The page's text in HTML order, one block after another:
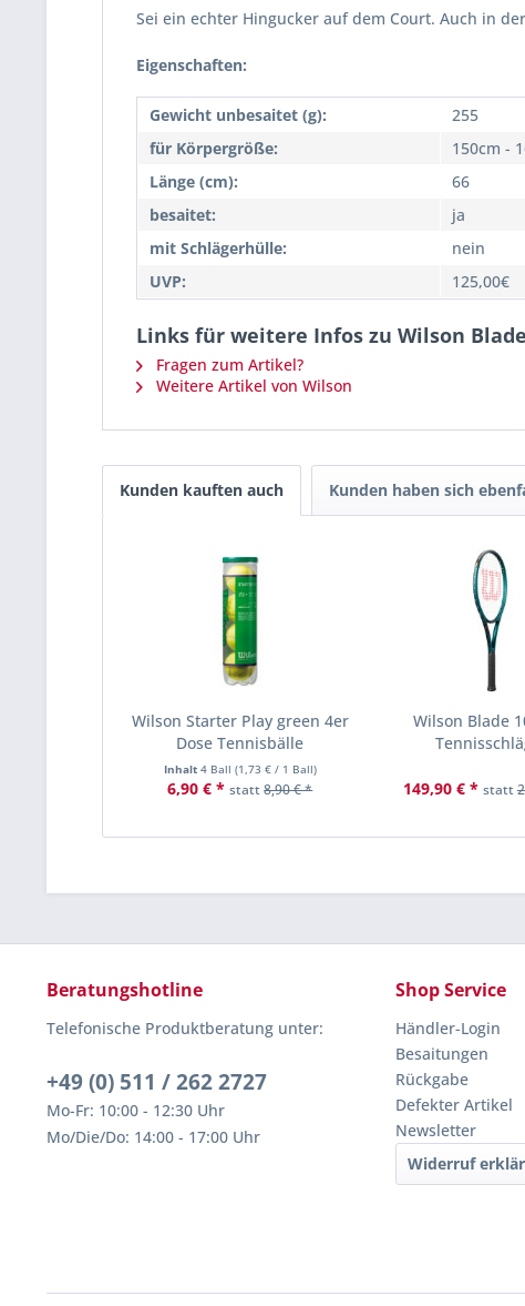
Sei ein echter Hingucker auf dem Court. Auch in
Eigenschaften:
Gewicht unbesaitet (g):
255
für Körpergröße:
150cm -
Länge (cm):
66
besaitet:
ja
mit Schlägerhülle:
nein
UVP:
125,00€
Links für weitere Infos zu Wilson
Fragen zum Artikel?
Weitere Artikel von Wilson
Kunden kauften auch Kunden haben sich
Wilson Starter Play green 4er
Dose Tennisbälle
Inhalt 4 Ball (1,73 €/ 1 Ball)
6,90 € * statt8,90 € *
Wilson Blade
149,90 € * statt
Beratungshotline
Telefonische Produktberatung unter:
+49 (0) 511 / 262 2727
Mo-Fr: 10:00 - 12:30 Uhr
Mo/Die/Do: 14:00 - 17:00 Uhr
Shop Service
Händler-Login
Besaitungen
Rückgabe
Defekter Artikel
Newsletter
Widerruf